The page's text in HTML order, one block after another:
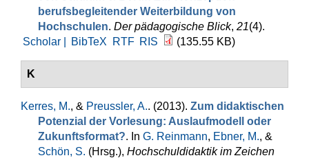
berufsbegleitender Weiterbildung von
Hochschulen. Der pädagogische Blick, 21(4).
Scholar |
BibTeX RTF RIS (135.55 KB)
K
Kerres, M., & Preussler, A.. (2013). Zum didaktischen
Potenzial der Vorlesung: Auslaufmodell oder
Zukunftsformat?. In G. Reinmann, Ebner, M., &
Schön, S. (Hrsg.), Hochschuldidaktik im Zeichen